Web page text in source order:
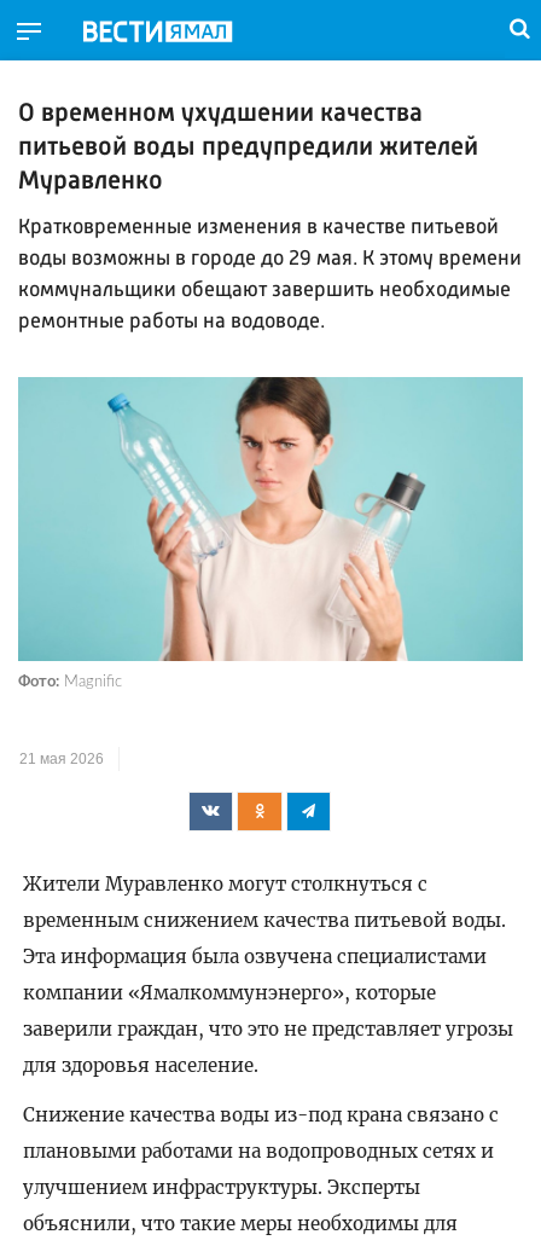
О временном ухудшении качества
питьевой воды предупредили жителей
Муравленко
Кратковременные изменения в качестве питьевой
воды возможны в городе до 29 мая. К этому времени
коммунальщики обещают завершить необходимые
ремонтные работы на водоводе.
Фото: Magnific
21 мая 2026
Жители Муравленко могут столкнуться с
временным снижением качества питьевой воды.
Эта информация была озвучена специалистами
компании «Ямалкоммунэнерго», которые
заверили граждан, что это не представляет угрозы
для здоровья население.
Снижение качества воды из-под крана связано с
плановыми работами на водопроводных сетях и
улучшением инфраструктуры. Эксперты
объяснили, что такие меры необходимы для